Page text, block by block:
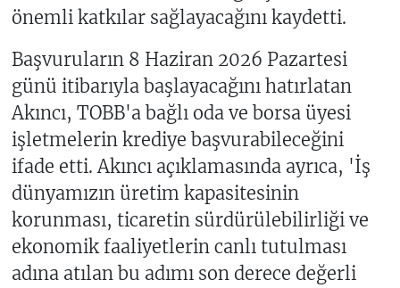
önemli katkılar sağlayacağını kaydetti.
Başvuruların 8 Haziran 2026 Pazartesi
günü itibarıyla başlayacağını hatırlatan
Akıncı, TOBB'a bağlı oda ve borsa üyesi
işletmelerin krediye başvurabileceğini
ifade etti. Akıncı açıklamasında ayrıca, 'İş
dünyamızın üretim kapasitesinin
korunması, ticaretin sürdürülebilirliği ve
ekonomik faaliyetlerin canlı tutulması
adına atılan bu adımı son derece değerli